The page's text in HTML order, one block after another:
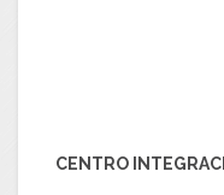
CENTRO